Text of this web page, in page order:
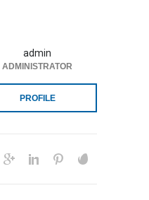
admin
ADMINISTRATOR
PROFILE